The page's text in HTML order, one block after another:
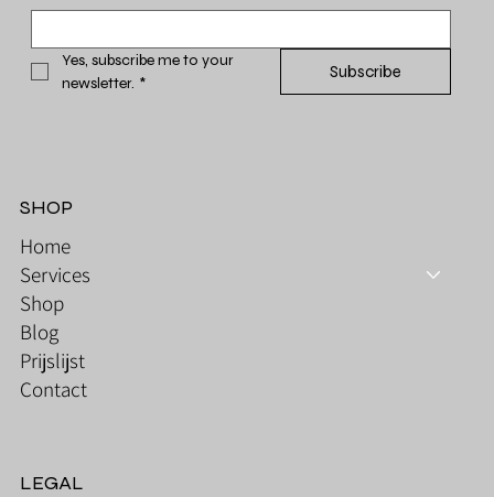
Yes, subscribe me to your
newsletter. *
Subscribe
SHOP
Home
Services
Shop
Blog
Prijslijst
Contact
LEGAL